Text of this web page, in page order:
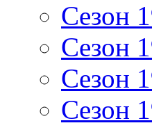
Сезон
Сезон
Сезон
Сезон